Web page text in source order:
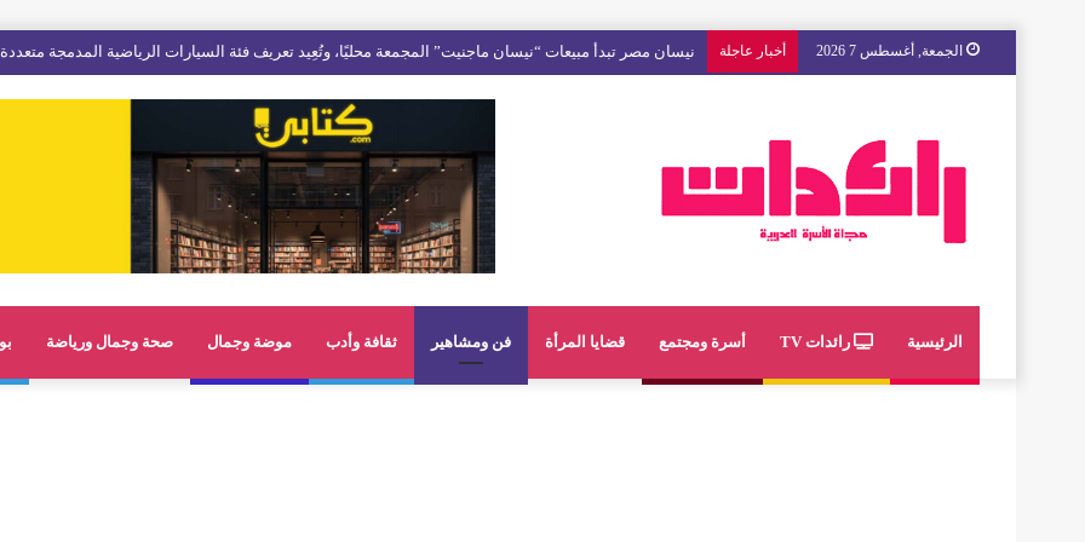
الجمعة, أغسطس 7 2026 أخبار عاجلة مع « The Next Ad » ، إنوي يُسند حملته الإعلانية المقبلة إلى الشباب المغربي
الرئيسية رائدات TV أسرة ومجتمع قضايا المرأة فن ومشاهير ثقافة وأدب موضة وجمال صحة وجمال ورياضة